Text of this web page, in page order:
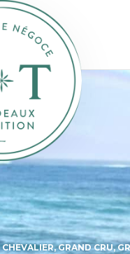
,GRAND CRU,